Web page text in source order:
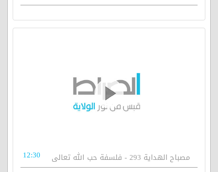
مصباح الهداية 293 - فلسفة حب الله تعالى 12:30